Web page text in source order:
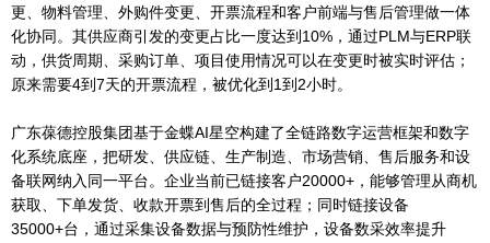
更、物料管理、外购件变更、开票流程和客户前端与售后管理做一体
化协同。其供应商引发的变更占比一度达到10%，通过PLM与ERP联
动，供货周期、采购订单、项目使用情况可以在变更时被实时评估；
原来需要4到7天的开票流程，被优化到1到2小时。
广东葆德控股集团基于金蝶AI星空构建了全链路数字运营框架和数字
化系统底座，把研发、供应链、生产制造、市场营销、售后服务和设
备联网纳入同一平台。企业当前已链接客户20000+，能够管理从商机
获取、下单发货、收款开票到售后的全过程；同时链接设备
35000+台，通过采集设备数据与预防性维护，设备数采效率提升